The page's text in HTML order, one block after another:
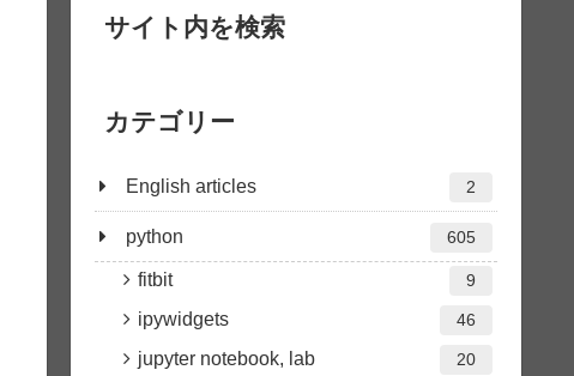
サイト内を検索
カテゴリー
English articles 2
python 605
fitbit 9
ipywidgets 46
jupyter notebook, lab 20